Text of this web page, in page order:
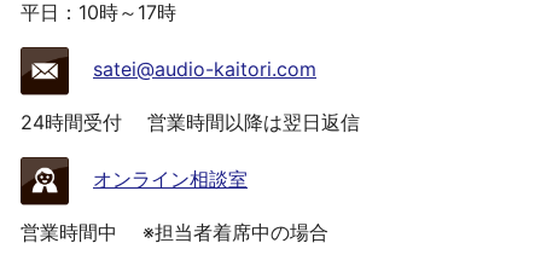
平日：10時～17時
satei@audio-kaitori.com
24時間受付 営業時間以降は翌日返信
オンライン相談室
営業時間中 ※担当者着席中の場合